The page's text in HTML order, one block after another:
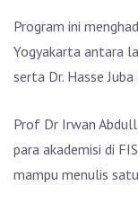
Program ini
Yogyakarta antara
serta Dr. Hasse
Prof Dr Irwan
para akademisi di
mampu menulis